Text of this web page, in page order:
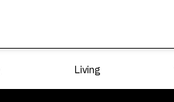
Living